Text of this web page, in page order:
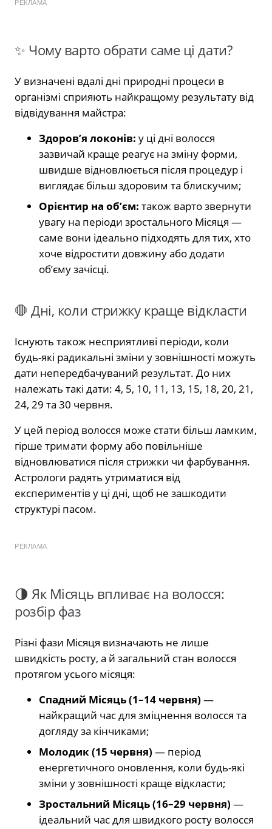
РЕКЛАМА
✨ Чому варто обрати саме ці дати?
У визначені вдалі дні природні процеси в
організмі сприяють найкращому результату від
відвідування майстра:
Здоров’я локонів: у ці дні волосся
зазвичай краще реагує на зміну форми,
швидше відновлюється після процедур і
виглядає більш здоровим та блискучим;
Орієнтир на об’єм: також варто звернути
увагу на періоди зростального Місяця —
саме вони ідеально підходять для тих, хто
хоче відростити довжину або додати
об’єму зачісці.
🛑 Дні, коли стрижку краще відкласти
Існують також несприятливі періоди, коли
будь-які радикальні зміни у зовнішності можуть
дати непередбачуваний результат. До них
належать такі дати: 4, 5, 10, 11, 13, 15, 18, 20, 21,
24, 29 та 30 червня.
У цей період волосся може стати більш ламким,
гірше тримати форму або повільніше
відновлюватися після стрижки чи фарбування.
Астрологи радять утриматися від
експериментів у ці дні, щоб не зашкодити
структурі пасом.
РЕКЛАМА
🌗 Як Місяць впливає на волосся:
розбір фаз
Різні фази Місяця визначають не лише
швидкість росту, а й загальний стан волосся
протягом усього місяця:
Спадний Місяць (1–14 червня) —
найкращий час для зміцнення волосся та
догляду за кінчиками;
Молодик (15 червня) — період
енергетичного оновлення, коли будь-які
зміни у зовнішності краще відкласти;
Зростальний Місяць (16–29 червня) —
ідеальний час для швидкого росту волосся